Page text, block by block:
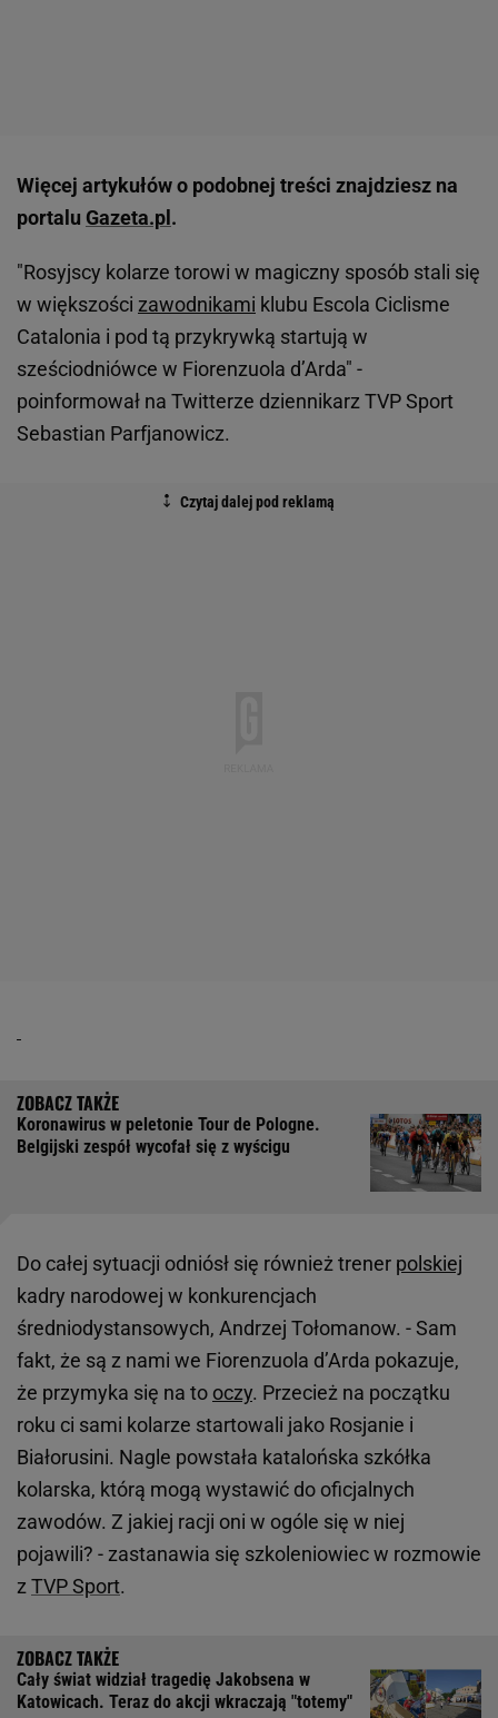
Więcej artykułów o podobnej treści znajdziesz na
portalu Gazeta.pl.
"Rosyjscy kolarze torowi w magiczny sposób stali się
w większości zawodnikami klubu Escola Ciclisme
Catalonia i pod tą przykrywką startują w
sześciodniówce w Fiorenzuola d’Arda" -
poinformował na Twitterze dziennikarz TVP Sport
Sebastian Parfjanowicz.
Koronawirus w peletonie Tour de Pologne.
Belgijski zespół wycofał się z wyścigu
Do całej sytuacji odniósł się również trener polskiej
kadry narodowej w konkurencjach
średniodystansowych, Andrzej Tołomanow. - Sam
fakt, że są z nami we Fiorenzuola d’Arda pokazuje,
że przymyka się na to oczy. Przecież na początku
roku ci sami kolarze startowali jako Rosjanie i
Białorusini. Nagle powstała katalońska szkółka
kolarska, którą mogą wystawić do oficjalnych
zawodów. Z jakiej racji oni w ogóle się w niej
pojawili? - zastanawia się szkoleniowiec w rozmowie
z TVP Sport.
Cały świat widział tragedię Jakobsena w
Katowicach. Teraz do akcji wkraczają "totemy"